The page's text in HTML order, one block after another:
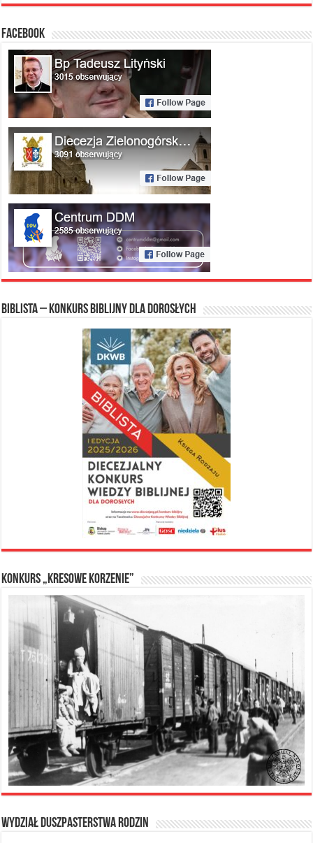
FACEBOOK
Biblista – konkurs biblijny dla dorosłych
Konkurs „Kresowe Korzenie”
Wydział Duszpasterstwa Rodzin